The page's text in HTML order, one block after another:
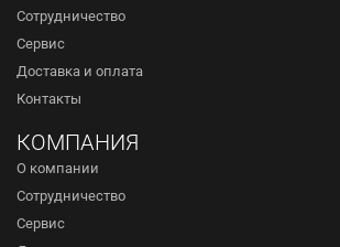
Сотрудничество
Сервис
Доставка и оплата
Контакты
КОМПАНИЯ
О компании
Сотрудничество
Сервис